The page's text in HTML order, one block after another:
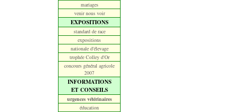
mariages
venir nous voir
EXPOSITIONS
standard de race
expositions
nationale d'élevage
trophée Colley d'Or
concours général agricole
2007
INFORMATIONS
ET CONSEILS
urgences vétérinaires
éducation